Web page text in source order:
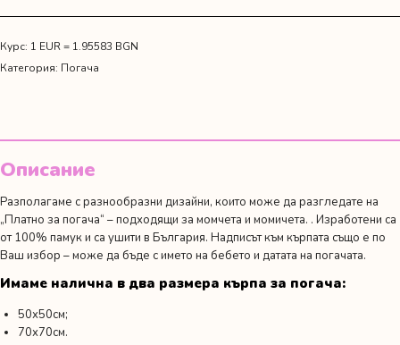
с
палатка
Курс: 1 EUR = 1.95583 BGN
Категория: Погача
Описание
Разполагаме с разнообразни дизайни, които може да разгледате на
„Платно за погача“ – подходящи за момчета и момичета. . Изработени са
от 100% памук и са ушити в България. Надписът към кърпата също е по
Ваш избор – може да бъде с името на бебето и датата на погачата.
Имаме налична в два размера кърпа за погача:
50х50см;
70х70см.